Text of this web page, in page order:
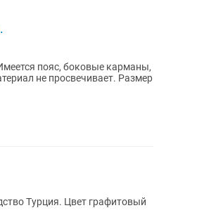
пояс, боковые карманы,
не просвечивает. Размер
Турция. Цвет графитовый